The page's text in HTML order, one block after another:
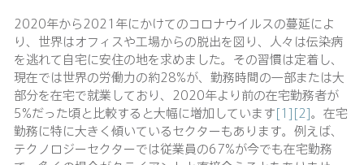
2020年から2021年にかけてのコロナウイルスの蔓延によ
り、世界はオフィスや工場からの脱出を図り、人々は伝染病
を逃れて自宅に安住の地を求めました。その習慣は定着し、
現在では世界の労働力の約28%が、勤務時間の一部または大
部分を在宅で就業しており、2020年より前の在宅勤務者が
5%だった頃と比較すると大幅に増加しています[1][2]。在宅
勤務に特に大きく傾いているセクターもあります。例えば、
テクノロジーセクターでは従業員の67%が今でも在宅勤務